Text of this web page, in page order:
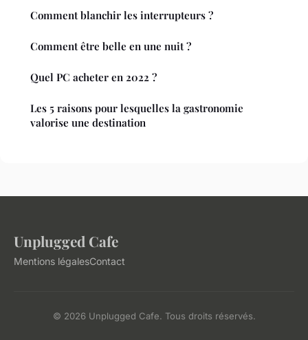
Comment blanchir les interrupteurs ?
Comment être belle en une nuit ?
Quel PC acheter en 2022 ?
Les 5 raisons pour lesquelles la gastronomie
valorise une destination
Unplugged Cafe
Mentions légalesContact
© 2026 Unplugged Cafe. Tous droits réservés.